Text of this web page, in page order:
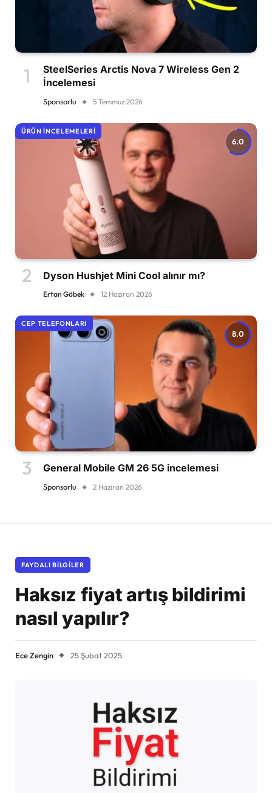
SteelSeries Arctis Nova 7 Wireless Gen 2
İncelemesi
Sponsorlu 5 Temmuz 2026
6.0
ÜRÜN İNCELEMELERI
Dyson Hushjet Mini Cool alınır mı?
Ertan Göbek 12 Haziran 2026
8.0
CEP TELEFONLARI
General Mobile GM 26 5G incelemesi
Sponsorlu 2 Haziran 2026
FAYDALI BILGILER
Haksız fiyat artış bildirimi
nasıl yapılır?
Ece Zengin 25 Şubat 2025